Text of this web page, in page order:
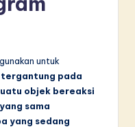
untuk
pada
objek bereaksi
sama
yang sedang